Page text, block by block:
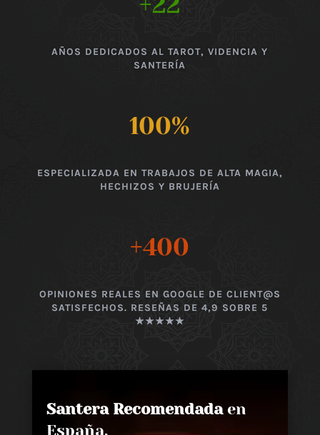
AÑOS DEDICADOS AL TAROT, VIDENCIA Y
SANTERÍA
100%
ESPECIALIZADA EN TRABAJOS DE ALTA MAGIA,
HECHIZOS Y BRUJERÍA
+400
OPINIONES REALES EN GOOGLE DE CLIENT@S
SATISFECHOS. RESEÑAS DE 4,9 SOBRE 5
★★★★★
Santera Recomendadaen
España,